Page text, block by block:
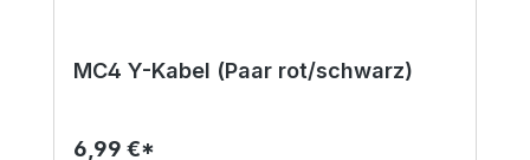
MC4 Y-Kabel (Paar rot/schwarz)
6,99 €*